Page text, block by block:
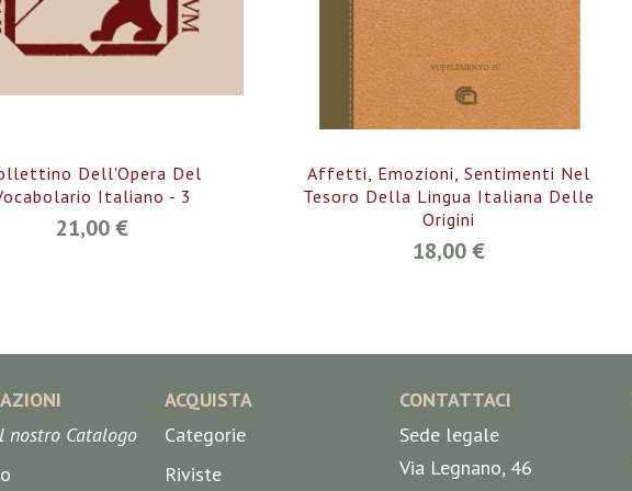
Dell'Opera Del
Italiano - 3
21,00 €
Affetti, Emozioni, Sentimenti Nel
Tesoro Della Lingua Italiana Delle
Origini
18,00 €
nostro Catalogo
ACQUISTA
Categorie
Riviste
CONTATTACI
Sede legale
Via Legnano, 46